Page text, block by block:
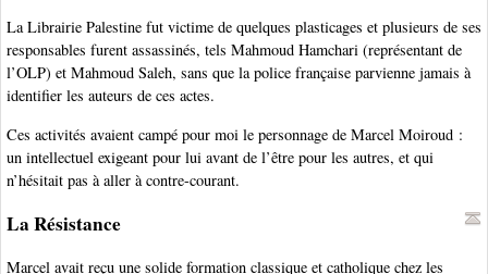
La Librairie Palestine fut victime de quelques plasticages et plusieurs de ses
responsables furent assassinés, tels Mahmoud Hamchari (représentant de
l’OLP) et Mahmoud Saleh, sans que la police française parvienne jamais à
identifier les auteurs de ces actes.
Ces activités avaient campé pour moi le personnage de Marcel Moiroud :
un intellectuel exigeant pour lui avant de l’être pour les autres, et qui
n’hésitait pas à aller à contre-courant.
La Résistance
Marcel avait reçu une solide formation classique et catholique chez les